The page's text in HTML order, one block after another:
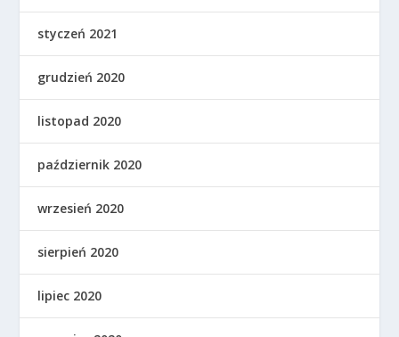
styczeń 2021
grudzień 2020
listopad 2020
październik 2020
wrzesień 2020
sierpień 2020
lipiec 2020